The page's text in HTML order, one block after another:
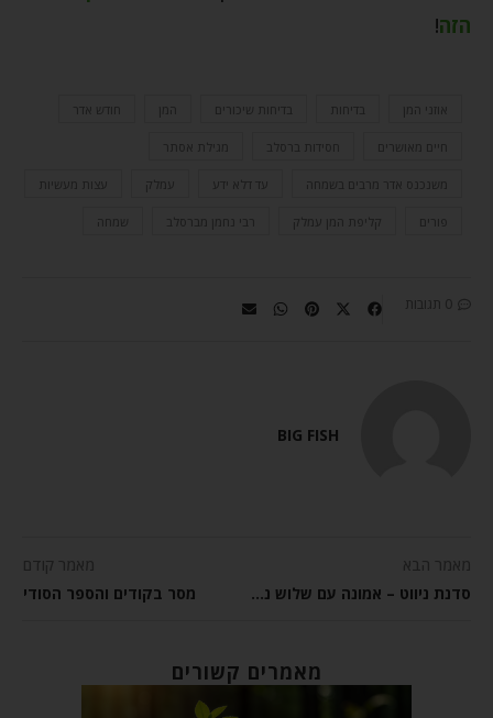
הזה!
אוזני המן בדיחות בדיחות שיכורים המן חודש אדר
חיים מאושרים חסידות ברסלב מגילת אסתר
משנכנס אדר מרבים בשמחה עמלק עצות מעשיות
פורים קליפת המן עמלק רבי נחמן מברסלב שמחה
0 תגובות
BIG FISH
מאמר הבא
סדנת ניווט – אמונה עם שלוש נקודות
מאמר קודם
מסר בקודים והספר הסודי
מאמרים קשורים